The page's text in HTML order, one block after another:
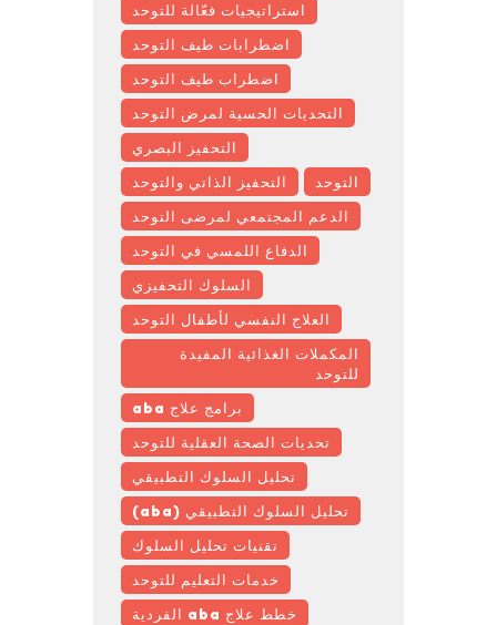
استراتيجيات فعّالة للتوحد
اضطرابات طيف التوحد
اضطراب طيف التوحد
التحديات الحسية لمرض التوحد
التحفيز البصري
التحفيز الذاتي والتوحد
التوحد
الدعم المجتمعي لمرضى التوحد
الدفاع اللمسي في التوحد
السلوك التحفيزي
العلاج النفسي لأطفال التوحد
المكملات الغذائية المفيدة
للتوحد
برامج علاج aba
تحديات الصحة العقلية للتوحد
تحليل السلوك التطبيقي
تحليل السلوك التطبيقي (aba)
تقنيات تحليل السلوك
خدمات التعليم للتوحد
خطط علاج aba الفردية